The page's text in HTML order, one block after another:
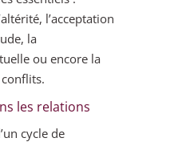
l’acceptation
la
ou encore la
les relations
cycle de